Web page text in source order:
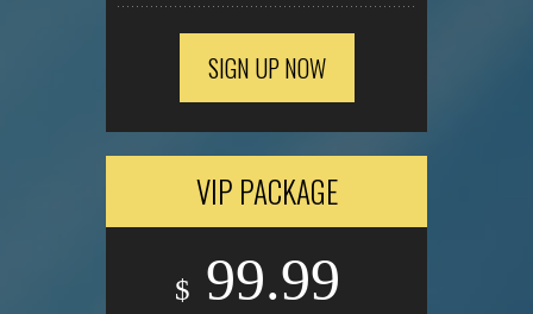
SIGN UP NOW
VIP PACKAGE
$ 99.99